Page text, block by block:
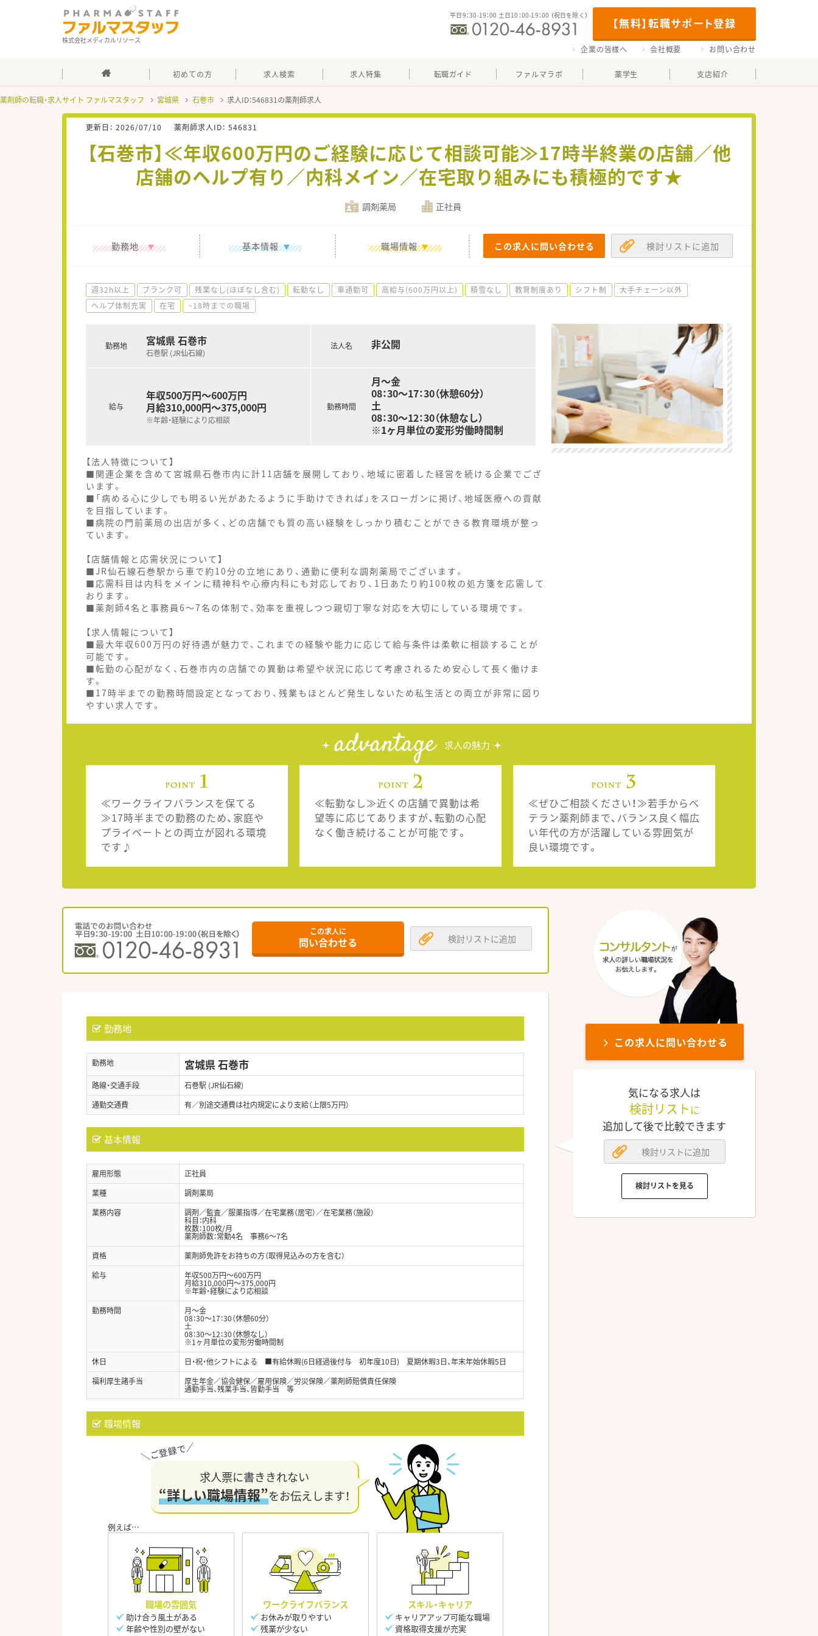
株式会社メディカルリソース
【無料】転職サポート登録
平日9：30-19：00 土日10：00-19：00 （祝日を除く）
企業の皆様へ 会社概要 お問い合わせ
初めての方 求人検索 求人特集 転職ガイド ファルマラボ 薬学生 支店紹介
薬剤師の転職・求人サイト ファルマスタッフ 宮城県 石巻市 求人ID：546831の薬剤師求人
更新日： 2026/07/10 薬剤師求人ID： 546831
【石巻市】≪年収600万円のご経験に応じて相談可能≫17時半終業の店舗／他
店舗のヘルプ有り／内科メイン／在宅取り組みにも積極的です★
調剤薬局 正社員
勤務地 基本情報 職場情報 この求人に問い合わせる 検討リストに追加
週32h以上 ブランク可 残業なし(ほぼなし含む) 転勤なし 車通勤可 高給与(600万円以上) 積雪なし 教育制度あり シフト制
大手チェーン以外
ヘルプ体制充実
在宅 ~18時までの職場
勤務地 宮城県 石巻市
石巻駅 (JR仙石線)
給与
年収500万円～600万円
月給310,000円～375,000円
※年齢・経験により応相談
法人名 非公開
勤務時間
月〜金
08：30～17：30（休憩60分）
土
08：30～12：30（休憩なし）
※1ヶ月単位の変形労働時間制
【法人特徴について】
■関連企業を含めて宮城県石巻市内に計11店舗を展開しており、地域に密着した経営を続ける企業でござ
います。
■「病める心に少しでも明るい光があたるように手助けできれば」をスローガンに掲げ、地域医療への貢献
を目指しています。
■病院の門前薬局の出店が多く、どの店舗でも質の高い経験をしっかり積むことができる教育環境が整っ
ています。
【店舗情報と応需状況について】
■JR仙石線石巻駅から車で約10分の立地にあり、通勤に便利な調剤薬局でございます。
■応需科目は内科をメインに精神科や心療内科にも対応しており、1日あたり約100枚の処方箋を応需して
おります。
■薬剤師4名と事務員6～7名の体制で、効率を重視しつつ親切丁寧な対応を大切にしている環境です。
【求人情報について】
■最大年収600万円の好待遇が魅力で、これまでの経験や能力に応じて給与条件は柔軟に相談することが
可能です。
■転勤の心配がなく、石巻市内の店舗での異動は希望や状況に応じて考慮されるため安心して長く働けま
す。
■17時半までの勤務時間設定となっており、残業もほとんど発生しないため私生活との両立が非常に図り
やすい求人です。
advantage 求人の魅力
≪ワークライフバランスを保てる
≫17時半までの勤務のため、家庭や
プライベートとの両立が図れる環境
です♪
≪転勤なし≫近くの店舗で異動は希
望等に応じてありますが、転勤の心配
なく働き続けることが可能です。
≪ぜひご相談ください！≫若手からベ
テラン薬剤師まで、バランス良く幅広
い年代の方が活躍している雰囲気が
良い環境です。
この求人に
問い合わせる 検討リストに追加
勤務地
勤務地 宮城県 石巻市
路線・交通手段
石巻駅 (JR仙石線)
通勤交通費
有／別途交通費は社内規定により支給（上限5万円）
基本情報
雇用形態
正社員
業種
調剤薬局
業務内容
調剤／監査／服薬指導／在宅業務（居宅）／在宅業務（施設）
科目：内科
枚数：100枚/月
薬剤師数：常勤4名 事務6～7名
資格
薬剤師免許をお持ちの方（取得見込みの方を含む）
給与
年収500万円～600万円
月給310,000円～375,000円
※年齢・経験により応相談
勤務時間
月〜金
08：30～17：30（休憩60分）
土
08：30～12：30（休憩なし）
※1ヶ月単位の変形労働時間制
休日
日・祝・他シフトによる ■有給休暇(6日経過後付与 初年度10日) 夏期休暇3日、年末年始休暇5日
福利厚生諸手当
厚生年金／協会健保／雇用保険／労災保険／薬剤師賠償責任保険
通勤手当、残業手当、皆勤手当 等
職場情報
求人票に書ききれない
“詳しい職場情報”をお伝えします！
職場の雰囲気
助け合う風土がある
年齢や性別の壁がない
ワークライフバランス
お休みが取りやすい
残業が少ない
スキル・キャリア
キャリアアップ可能な職場
資格取得支援が充実
この求人に問い合わせる
気になる求人は
検討リスト に
追加して後で比較できます
検討リストに追加
検討リストを見る